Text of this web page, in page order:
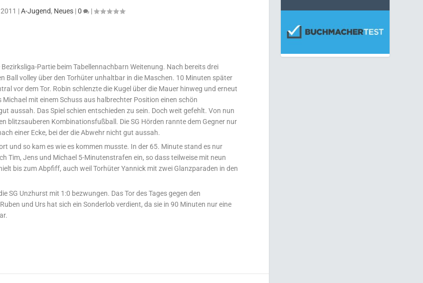
|A-Jugend, Neues|0 |
Partie beim Tabellennachbarn Weitenung. Nach bereits drei
Ball volley über den Torhüter unhaltbar in die Maschen. 10 Minuten später
vor dem Tor. Robin schlenzte die Kugel über die Mauer hinweg und erneut
mit einem Schuss aus halbrechter Position einen schön
aussah. Das Spiel schien entschieden zu sein. Doch weit gefehlt. Von nun
blitzsauberen Kombinationsfußball. Die SG Hörden rannte dem Gegner nur
einer Ecke, bei der die Abwehr nicht gut aussah.
und so kam es wie es kommen musste. In der 65. Minute stand es nur
Tim, Jens und Michael 5-Minutenstrafen ein, so dass teilweise mit neun
bis zum Abpfiff, auch weil Torhüter Yannick mit zwei Glanzparaden in den
SG Unzhurst mit 1:0 bezwungen. Das Tor des Tages gegen den
und Urs hat sich ein Sonderlob verdient, da sie in 90 Minuten nur eine